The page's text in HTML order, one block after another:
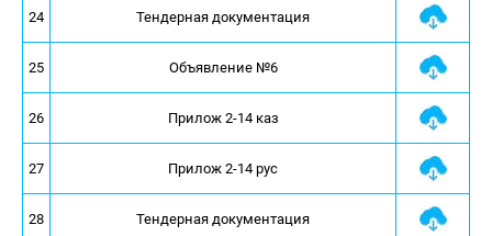
24 Тендерная документация
25 Объявление №6
26 Прилож 2-14 каз
27 Прилож 2-14 рус
28 Тендерная документация